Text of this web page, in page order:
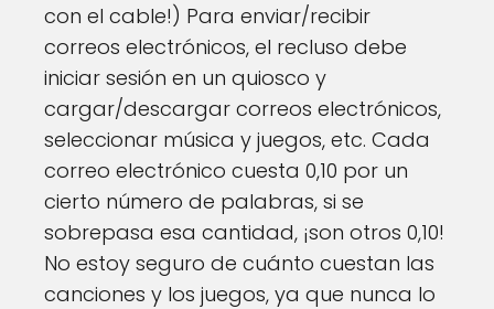
con el cable!) Para enviar/recibir
correos electrónicos, el recluso debe
iniciar sesión en un quiosco y
cargar/descargar correos electrónicos,
seleccionar música y juegos, etc. Cada
correo electrónico cuesta 0,10 por un
cierto número de palabras, si se
sobrepasa esa cantidad, ¡son otros 0,10!
No estoy seguro de cuánto cuestan las
canciones y los juegos, ya que nunca lo